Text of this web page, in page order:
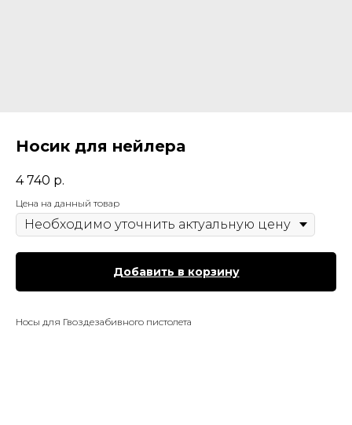
Носик для нейлера
4 740 р.
Цена на данный товар
Добавить в корзину
Носы для Гвоздезабивного пистолета